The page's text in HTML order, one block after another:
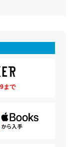
まで